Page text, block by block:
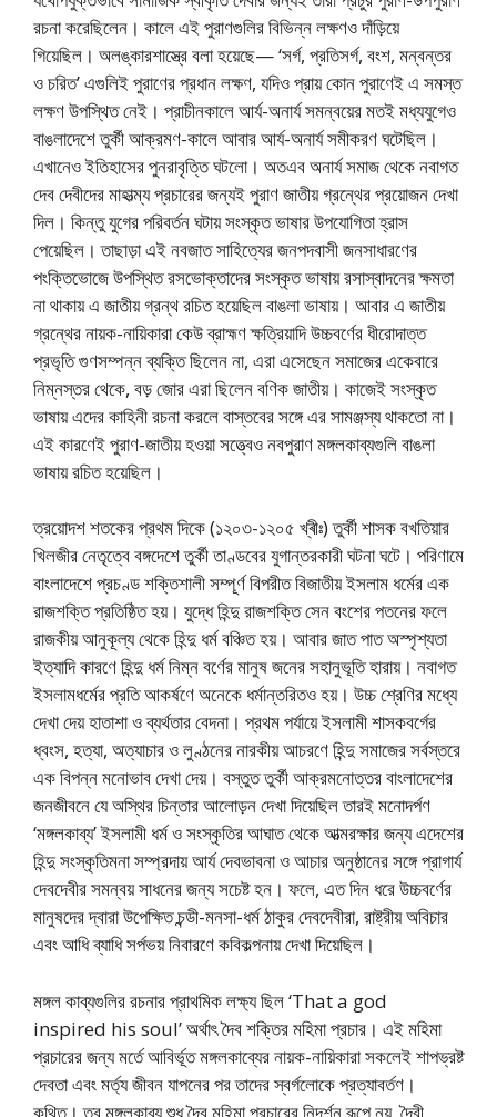
রচনা করেছিলেন। কালে এই পুরাণগুলির বিভিন্ন লক্ষণও দাঁড়িয়ে
গিয়েছিল। অলঙ্কারশাস্ত্রে বলা হয়েছে— ‘সর্গ, প্রতিসর্গ, বংশ, মন্বন্তর
ও চরিত’ এগুলিই পুরাণের প্রধান লক্ষণ, যদিও প্রায় কোন পুরাণেই এ সমস্ত
লক্ষণ উপস্থিত নেই। প্রাচীনকালে আর্য-অনার্য সমন্বয়ের মতই মধ্যযুগেও
বাঙলাদেশে তুর্কী আক্রমণ-কালে আবার আর্য-অনার্য সমীকরণ ঘটেছিল।
এখানেও ইতিহাসের পুনরাবৃত্তি ঘটলো। অতএব অনার্য সমাজ থেকে নবাগত
দেব দেবীদের মাহাত্ম্য প্রচারের জন্যই পুরাণ জাতীয় গ্রন্থের প্রয়োজন দেখা
দিল। কিন্তু যুগের পরিবর্তন ঘটায় সংস্কৃত ভাষার উপযােগিতা হ্রাস
পেয়েছিল। তাছাড়া এই নবজাত সাহিত্যের জনপদবাসী জনসাধারণের
পংক্তিভােজে উপস্থিত রসভােক্তাদের সংস্কৃত ভাষায় রসাস্বাদনের ক্ষমতা
না থাকায় এ জাতীয় গ্রন্থ রচিত হয়েছিল বাঙলা ভাষায়। আবার এ জাতীয়
গ্রন্থের নায়ক-নায়িকারা কেউ ব্রাহ্মণ ক্ষত্রিয়াদি উচ্চবর্ণের ধীরােদাত্ত
প্রভৃতি গুণসম্পন্ন ব্যক্তি ছিলেন না, এরা এসেছেন সমাজের একেবারে
নিম্নস্তর থেকে, বড় জোর এরা ছিলেন বণিক জাতীয়। কাজেই সংস্কৃত
ভাষায় এদের কাহিনী রচনা করলে বাস্তবের সঙ্গে এর সামঞ্জস্য থাকতাে না।
এই কারণেই পুরাণ-জাতীয় হওয়া সত্ত্বেও নবপুরাণ মঙ্গলকাব্যগুলি বাঙলা
ভাষায় রচিত হয়েছিল।
ত্রয়োদশ শতকের প্রথম দিকে (১২০৩-১২০৫ খ্ৰীঃ) তুর্কী শাসক বখতিয়ার
খিলজীর নেতৃত্বে বঙ্গদেশে তুর্কী তাণ্ডবের যুগান্তরকারী ঘটনা ঘটে। পরিণামে
বাংলাদেশে প্রচণ্ড শক্তিশালী সম্পূর্ণ বিপরীত বিজাতীয় ইসলাম ধর্মের এক
রাজশক্তি প্রতিষ্ঠিত হয়। যুদ্ধে হিন্দু রাজশক্তি সেন বংশের পতনের ফলে
রাজকীয় আনুকূল্য থেকে হিন্দু ধর্ম বঞ্চিত হয়। আবার জাত পাত অস্পৃশ্যতা
ইত্যাদি কারণে হিন্দু ধর্ম নিম্ন বর্ণের মানুষ জনের সহানুভূতি হারায়। নবাগত
ইসলামধর্মের প্রতি আকর্ষণে অনেকে ধর্মান্তরিতও হয়। উচ্চ শ্রেণির মধ্যে
দেখা দেয় হাতাশা ও ব্যর্থতার বেদনা। প্রথম পর্যায়ে ইসলামী শাসকবর্গের
ধ্বংস, হত্যা, অত্যাচার ও লুণ্ঠনের নারকীয় আচরণে হিন্দু সমাজের সর্বস্তরে
এক বিপন্ন মনোভাব দেখা দেয়। বস্তুত তুর্কী আক্রমনোত্তর বাংলাদেশের
জনজীবনে যে অস্থির চিন্তার আলোড়ন দেখা দিয়েছিল তারই মনোদর্পণ
‘মঙ্গলকাব্য’ ইসলামী ধর্ম ও সংস্কৃতির আঘাত থেকে আত্মরক্ষার জন্য এদেশের
হিন্দু সংস্কৃতিমনা সম্প্রদায় আর্য দেবভাবনা ও আচার অনুষ্ঠানের সঙ্গে প্রাগার্য
দেবদেবীর সমন্বয় সাধনের জন্য সচেষ্ট হন। ফলে, এত দিন ধরে উচ্চবর্ণের
মানুষদের দ্বারা উপেক্ষিত চন্ডী-মনসা-ধর্ম ঠাকুর দেবদেবীরা, রাষ্ট্রীয় অবিচার
এবং আধি ব্যাধি সর্পভয় নিবারণে কবিকল্পনায় দেখা দিয়েছিল।
মঙ্গল কাব্যগুলির রচনার প্রাথমিক লক্ষ্য ছিল ‘That a god
inspired his soul’ অর্থাৎ দৈব শক্তির মহিমা প্রচার। এই মহিমা
প্রচারের জন্য মর্তে আবির্ভূত মঙ্গলকাব্যের নায়ক-নায়িকারা সকলেই শাপভ্রষ্ট
দেবতা এবং মর্ত্য জীবন যাপনের পর তাদের স্বর্গলোকে প্রত্যাবর্তণ।
কথিত। তবু মঙ্গলকাব্য শুধু দৈব মহিমা প্রচারের নিদর্শন রূপে নয়, দৈবী